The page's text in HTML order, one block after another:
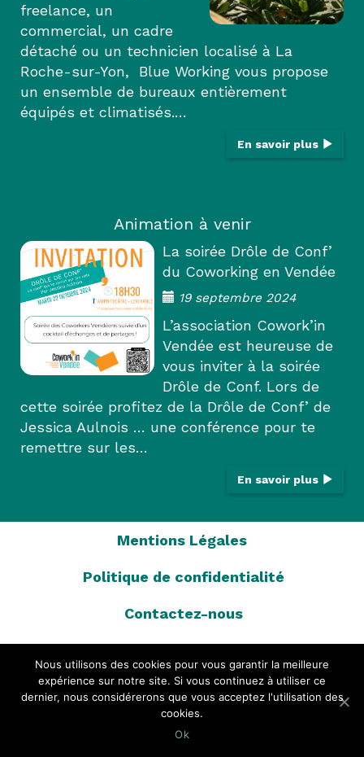
freelance, un
commercial, un cadre
détaché ou un technicien localisé à La
Roche-sur-Yon, Blue Working vous propose
un ensemble de bureaux entièrement
équipés et climatisés.…
En savoir plus
Animation à venir
La soirée Drôle de Conf’
du Coworking en Vendée
19 septembre 2024
L’association Cowork’in
Vendée est heureuse de
vous inviter à la soirée
Drôle de Conf. Lors de
cette soirée profitez de la Drôle de Conf’ de
Jessica Aulnois … une conférence pour te
remettre sur les…
En savoir plus
Mentions Légales
Politique de confidentialité
Contactez-nous
Charte d’adhésion
L’équipe Cowork’in Vendée
Copyright © 2026 www.coworkinvendee.fr - Tout droits
réservés
Nous utilisons des cookies pour vous garantir la meilleure
expérience sur notre site. Si vous continuez à utiliser ce
dernier, nous considérerons que vous acceptez l'utilisation des
cookies.
Ok